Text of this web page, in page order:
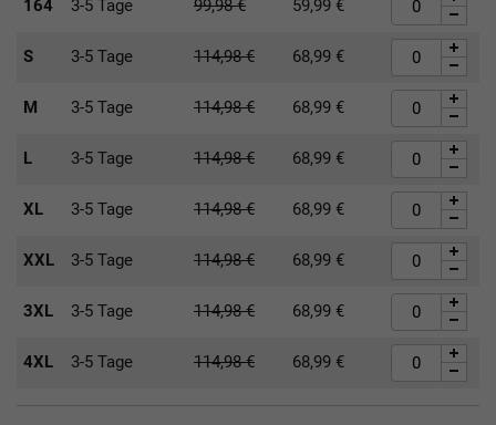
164 3-5 Tage 99,98€ 59,99 €
S 3-5 Tage 114,98€ 68,99 €
M 3-5 Tage 114,98€ 68,99 €
L 3-5 Tage 114,98€ 68,99 €
XL 3-5 Tage 114,98€ 68,99 €
XXL 3-5 Tage 114,98€ 68,99 €
3XL 3-5 Tage 114,98€ 68,99 €
4XL 3-5 Tage 114,98€ 68,99 €